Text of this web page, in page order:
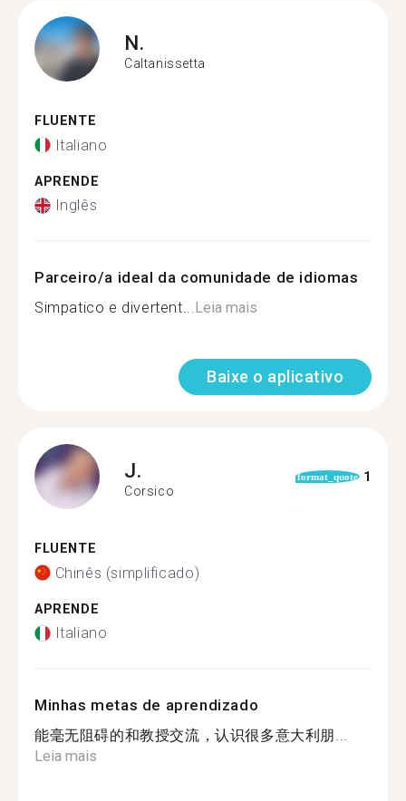
N.
Caltanissetta
FLUENTE
Italiano
APRENDE
Inglês
Parceiro/a ideal da comunidade de idiomas
Simpatico e divertent...Leia mais
Baixe o aplicativo
J.
Corsico
format_quote 1
FLUENTE
Chinês (simplificado)
APRENDE
Italiano
Minhas metas de aprendizado
能毫无阻碍的和教授交流，认识很多意大利朋...
Leia mais